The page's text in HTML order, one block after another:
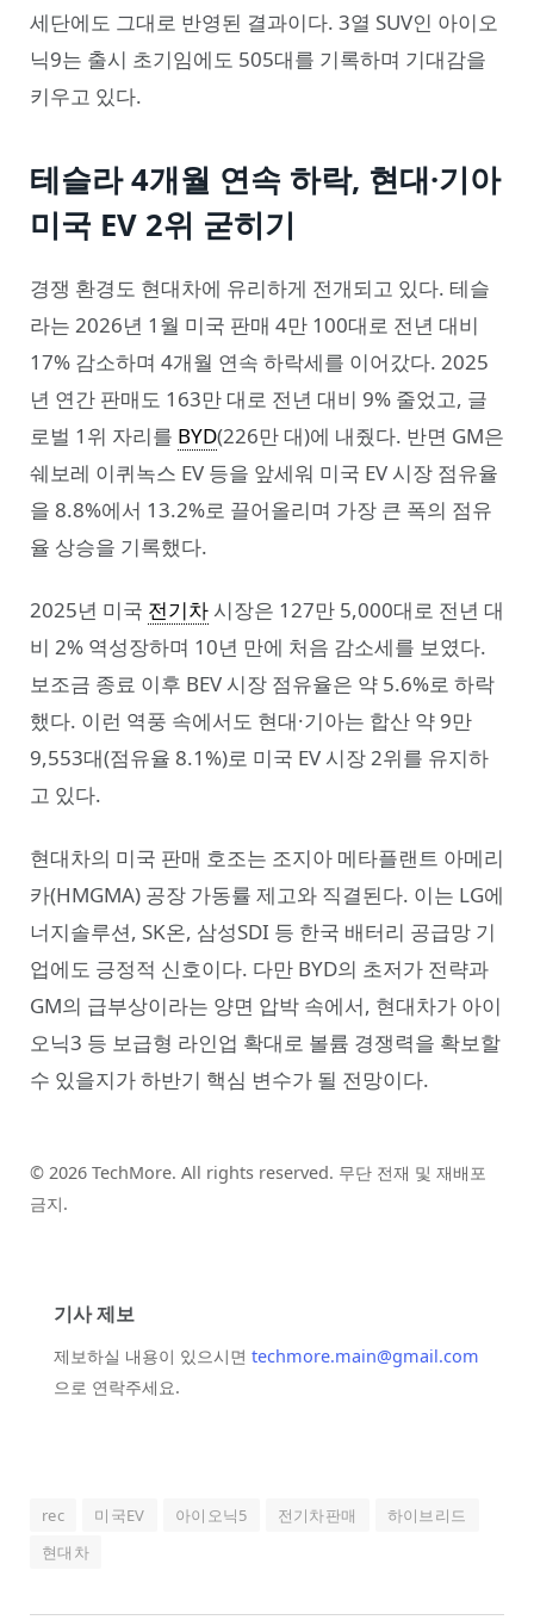
세단에도 그대로 반영된 결과이다. 3열 SUV인 아이오
닉9는 출시 초기임에도 505대를 기록하며 기대감을
키우고 있다.
테슬라 4개월 연속 하락, 현대·기아
미국 EV 2위 굳히기
경쟁 환경도 현대차에 유리하게 전개되고 있다. 테슬
라는 2026년 1월 미국 판매 4만 100대로 전년 대비
17% 감소하며 4개월 연속 하락세를 이어갔다. 2025
년 연간 판매도 163만 대로 전년 대비 9% 줄었고, 글
로벌 1위 자리를 BYD(226만 대)에 내줬다. 반면 GM은
쉐보레 이퀴녹스 EV 등을 앞세워 미국 EV 시장 점유율
을 8.8%에서 13.2%로 끌어올리며 가장 큰 폭의 점유
율 상승을 기록했다.
2025년 미국 전기차시장은 127만 5,000대로 전년 대
비 2% 역성장하며 10년 만에 처음 감소세를 보였다.
보조금 종료 이후 BEV 시장 점유율은 약 5.6%로 하락
했다. 이런 역풍 속에서도 현대·기아는 합산 약 9만
9,553대(점유율 8.1%)로 미국 EV 시장 2위를 유지하
고 있다.
현대차의 미국 판매 호조는 조지아 메타플랜트 아메리
카(HMGMA) 공장 가동률 제고와 직결된다. 이는 LG에
너지솔루션, SK온, 삼성SDI 등 한국 배터리 공급망 기
업에도 긍정적 신호이다. 다만 BYD의 초저가 전략과
GM의 급부상이라는 양면 압박 속에서, 현대차가 아이
오닉3 등 보급형 라인업 확대로 볼륨 경쟁력을 확보할
수 있을지가 하반기 핵심 변수가 될 전망이다.
© 2026 TechMore. All rights reserved. 무단 전재 및 재배포
금지.
기사 제보
제보하실 내용이 있으시면 techmore.main@gmail.com
으로 연락주세요.
rec 미국EV 아이오닉5 전기차판매
하이브리드
현대차